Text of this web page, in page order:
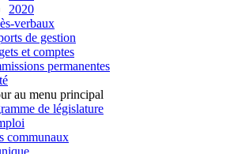
2020
verbaux
de gestion
et comptes
permanentes
au menu principal
de législature
communaux